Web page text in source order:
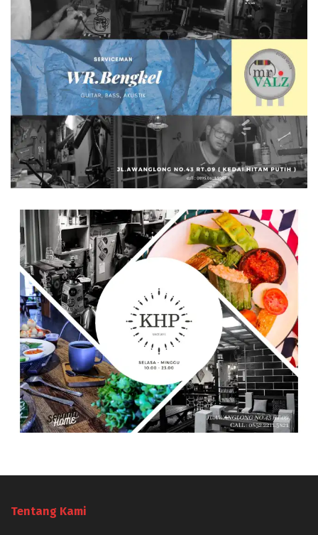
Tentang Kami